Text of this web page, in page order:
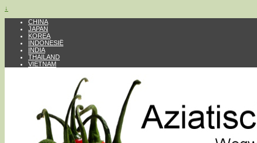
↓
CHINA
JAPAN
KOREA
INDONESIË
INDIA
THAILAND
VIETNAM